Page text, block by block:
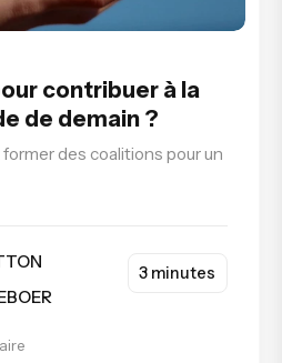
contribuer à la
de demain ?
des coalitions pour un
3 minutes